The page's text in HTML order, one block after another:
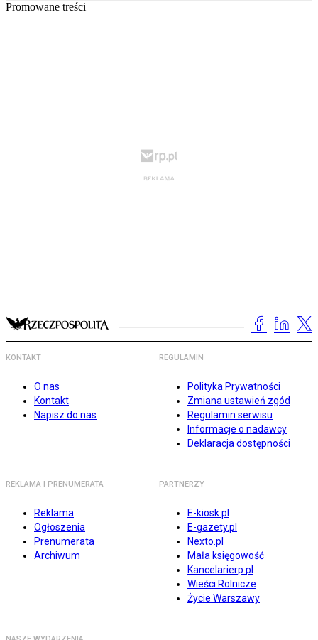
Promowane treści
KONTAKT
O nas
Kontakt
Napisz do nas
REGULAMIN
Polityka Prywatności
Zmiana ustawień zgód
Regulamin serwisu
Informacje o nadawcy
Deklaracja dostępności
REKLAMA I PRENUMERATA
Reklama
Ogłoszenia
Prenumerata
Archiwum
PARTNERZY
E-kiosk.pl
E-gazety.pl
Nexto.pl
Mała księgowość
Kancelarierp.pl
Wieści Rolnicze
Życie Warszawy